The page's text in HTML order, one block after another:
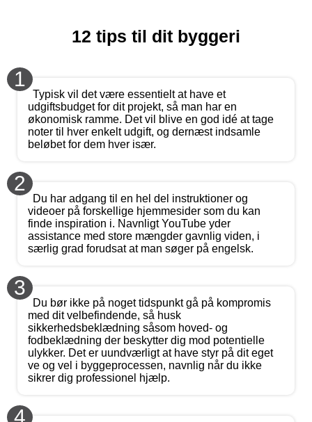
12 tips til dit byggeri
1
Typisk vil det være essentielt at have et
udgiftsbudget for dit projekt, så man har en
økonomisk ramme. Det vil blive en god idé at tage
noter til hver enkelt udgift, og dernæst indsamle
beløbet for dem hver især.
2
Du har adgang til en hel del instruktioner og
videoer på forskellige hjemmesider som du kan
finde inspiration i. Navnligt YouTube yder
assistance med store mængder gavnlig viden, i
særlig grad forudsat at man søger på engelsk.
3
Du bør ikke på noget tidspunkt gå på kompromis
med dit velbefindende, så husk
sikkerhedsbeklædning såsom hoved- og
fodbeklædning der beskytter dig mod potentielle
ulykker. Det er uundværligt at have styr på dit eget
ve og vel i byggeprocessen, navnlig når du ikke
sikrer dig professionel hjælp.
4